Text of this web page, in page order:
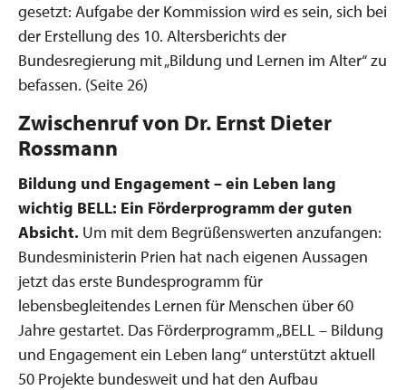
gesetzt: Aufgabe der Kommission wird es sein, sich bei
der Erstellung des 10. Altersberichts der
Bundesregierung mit „Bildung und Lernen im Alter“ zu
befassen. (Seite 26)
Zwischenruf von Dr. Ernst Dieter
Rossmann
Bildung und Engagement – ein Leben lang
wichtig BELL: Ein Förderprogramm der guten
Absicht. Um mit dem Begrüßenswerten anzufangen:
Bundesministerin Prien hat nach eigenen Aussagen
jetzt das erste Bundesprogramm für
lebensbegleitendes Lernen für Menschen über 60
Jahre gestartet. Das Förderprogramm „BELL – Bildung
und Engagement ein Leben lang“ unterstützt aktuell
50 Projekte bundesweit und hat den Aufbau